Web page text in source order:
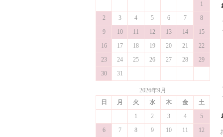
1
2
3 4 5 6 7
8
9
10 11 12 13 14
15
16
17 18 19 20 21
22
23
24 25 26 27 28
29
30
31
2026年9月
日
月 火 水 木 金
土
1
2 3 4
5
6
7 8 9 10 11
12